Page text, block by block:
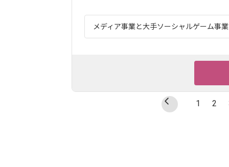
メディア事業と大手ソーシャルゲーム事
1 2